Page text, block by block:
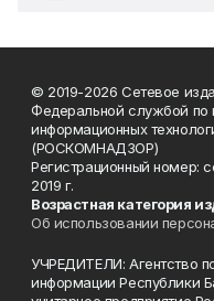
© 2019-2026 Сетевое
Федеральной службой по
информационных
(РОСКОМНАДЗОР)
Регистрационный
2019 г.
Возрастная категория
Об использовании
УЧРЕДИТЕЛИ: Агентство
информации Республики